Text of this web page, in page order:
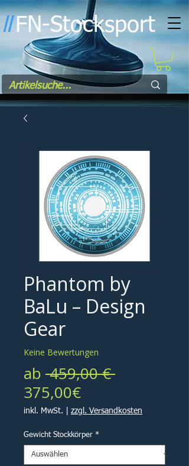
ll FN-Stocksport
Phantom by
BaLu – Design
Gear
Keine Bewertungen
ab 459,00 €
375,00€Sale-
Preis
inkl. MwSt. zzgl. Versandkosten
Gewicht Stockkörper *